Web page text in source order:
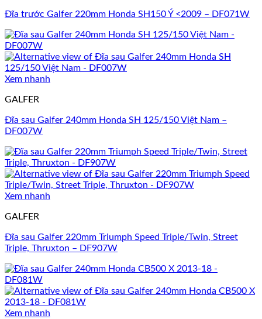
Đĩa trước Galfer 220mm Honda SH150 Ý <2009 – DF071W
Xem nhanh
GALFER
Đĩa sau Galfer 240mm Honda SH 125/150 Việt Nam –
DF007W
Xem nhanh
GALFER
Đĩa sau Galfer 220mm Triumph Speed Triple/Twin, Street
Triple, Thruxton – DF907W
Xem nhanh